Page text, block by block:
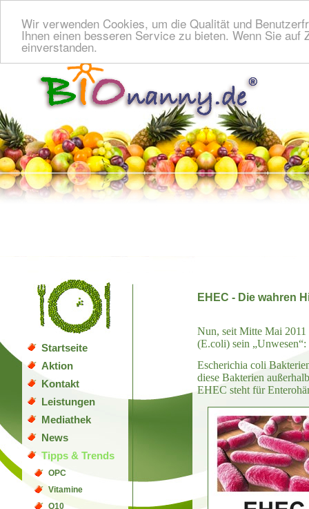
Wir verwenden Cookies, um die Qualität und
Ihnen einen besseren Service zu bieten. Wenn Sie
einverstanden.
Startseite
Aktion
Kontakt
Leistungen
Mediathek
News
Tipps & Trends
OPC
Vitamine
Q10
EHEC - Die wahren
Nun, seit Mitte Mai 2011
(E.coli) sein
Escherichia coli
diese Bakterien
EHEC steht für